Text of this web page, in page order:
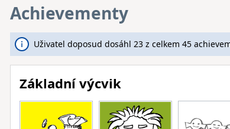
Achievementy
Uživatel doposud dosáhl 23 z celkem 45
Základní výcvik